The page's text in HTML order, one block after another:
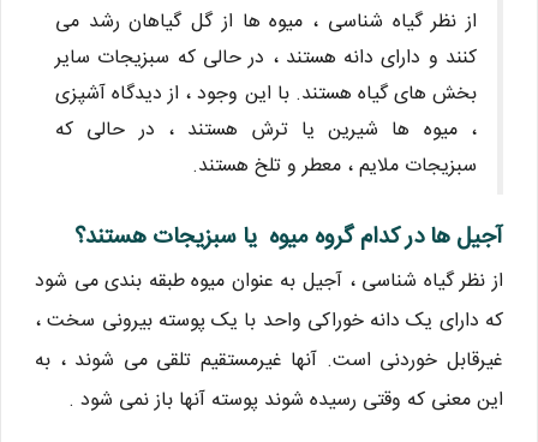
از نظر گیاه شناسی ، میوه ها از گل گیاهان رشد می
کنند و دارای دانه هستند ، در حالی که سبزیجات سایر
بخش های گیاه هستند. با این وجود ، از دیدگاه آشپزی
، میوه ها شیرین یا ترش هستند ، در حالی که
سبزیجات ملایم ، معطر و تلخ هستند.
آجیل ها در کدام گروه میوه یا سبزیجات هستند؟
از نظر گیاه شناسی ، آجیل به عنوان میوه طبقه بندی می شود
که دارای یک دانه خوراکی واحد با یک پوسته بیرونی سخت ،
غیرقابل خوردنی است. آنها غیرمستقیم تلقی می شوند ، به
این معنی که وقتی رسیده شوند پوسته آنها باز نمی شود .